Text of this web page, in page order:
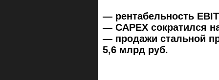
— рентабельность
— CAPEX сократился
— продажи стальной
5,6 млрд руб.